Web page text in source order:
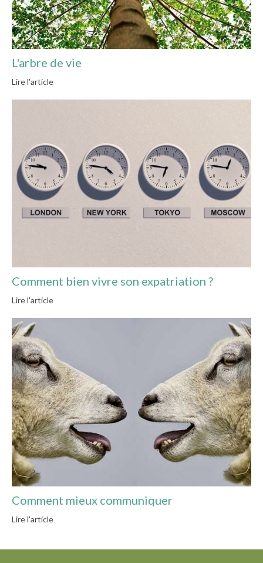
L'arbre de vie
Lire l'article
Comment bien vivre son expatriation ?
Lire l'article
Comment mieux communiquer
Lire l'article